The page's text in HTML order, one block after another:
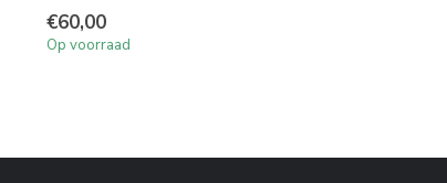
€60,00
Op voorraad